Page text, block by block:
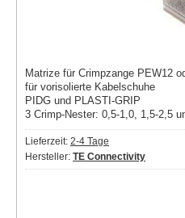
Matrize für Crimpzange PEW12
für vorisolierte Kabelschuhe
PIDG und PLASTI-GRIP
3 Crimp-Nester: 0,5-1,0, 1,5-2,5
Lieferzeit: 2-4 Tage
Hersteller: TE Connectivity